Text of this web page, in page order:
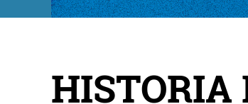
HISTORIA